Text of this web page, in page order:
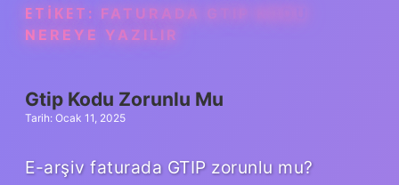
ETIKET: FATURADA GTIP KODU
NEREYE YAZILIR
Gtip Kodu Zorunlu Mu
Tarih: Ocak 11, 2025
E-arşiv faturada GTIP zorunlu mu?